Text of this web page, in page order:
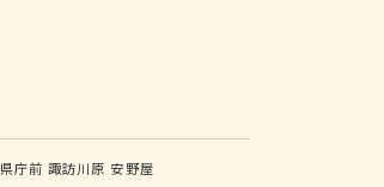
県庁前 諏訪川原 安野屋